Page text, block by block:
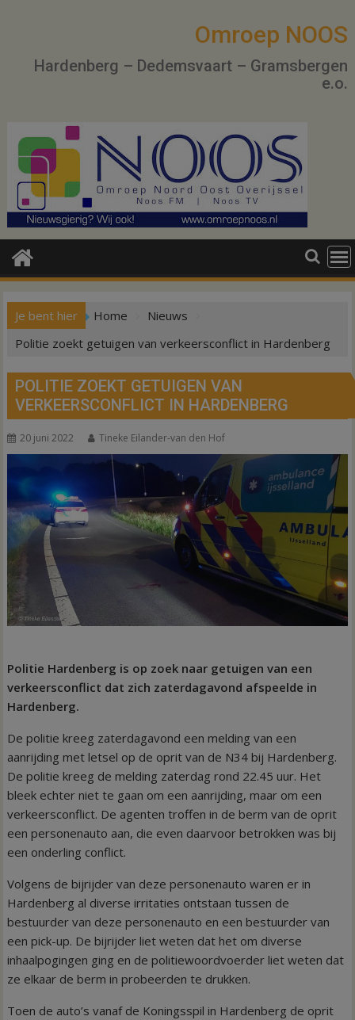
Omroep NOOS
Hardenberg – Dedemsvaart – Gramsbergen
e.o.
Je bent hier Home
Nieuws
Politie zoekt getuigen van verkeersconflict in Hardenberg
POLITIE ZOEKT GETUIGEN VAN
VERKEERSCONFLICT IN HARDENBERG
20 juni 2022 Tineke Eilander-van den Hof
Politie Hardenberg is op zoek naar getuigen van een
verkeersconflict dat zich zaterdagavond afspeelde in
Hardenberg.
De politie kreeg zaterdagavond een melding van een
aanrijding met letsel op de oprit van de N34 bij Hardenberg.
De politie kreeg de melding zaterdag rond 22.45 uur. Het
bleek echter niet te gaan om een aanrijding, maar om een
verkeersconflict. De agenten troffen in de berm van de oprit
een personenauto aan, die even daarvoor betrokken was bij
een onderling conflict.
Volgens de bijrijder van deze personenauto waren er in
Hardenberg al diverse irritaties ontstaan tussen de
bestuurder van deze personenauto en een bestuurder van
een pick-up. De bijrijder liet weten dat het om diverse
inhaalpogingen ging en de politiewoordvoerder liet weten dat
ze elkaar de berm in probeerden te drukken.
Toen de auto’s vanaf de Koningsspil in Hardenberg de oprit